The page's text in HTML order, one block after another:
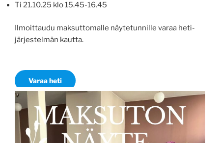
Ti 21.10.25 klo 15.45-16.45
Ilmoittaudu maksuttomalle näytetunnille varaa heti-
järjestelmän kautta.
Varaa heti